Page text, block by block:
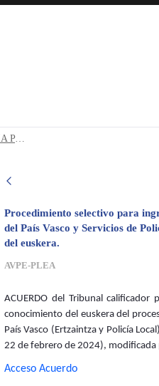
PARA LA
EXAMEN ORAL PRUEBA VOLUNTARIA PARA LA ACREDITACIÓN DEL CONOCIMIENTO DEL EUSKERA
Procedimiento selectivo para
del País Vasco y Servicios de
del euskera.
AVPE-PLEA
ACUERDO del Tribunal
conocimiento del euskera del
País Vasco (Ertzaintza y Policía
22 de febrero de 2024), modificada
Acceso Acuerdo